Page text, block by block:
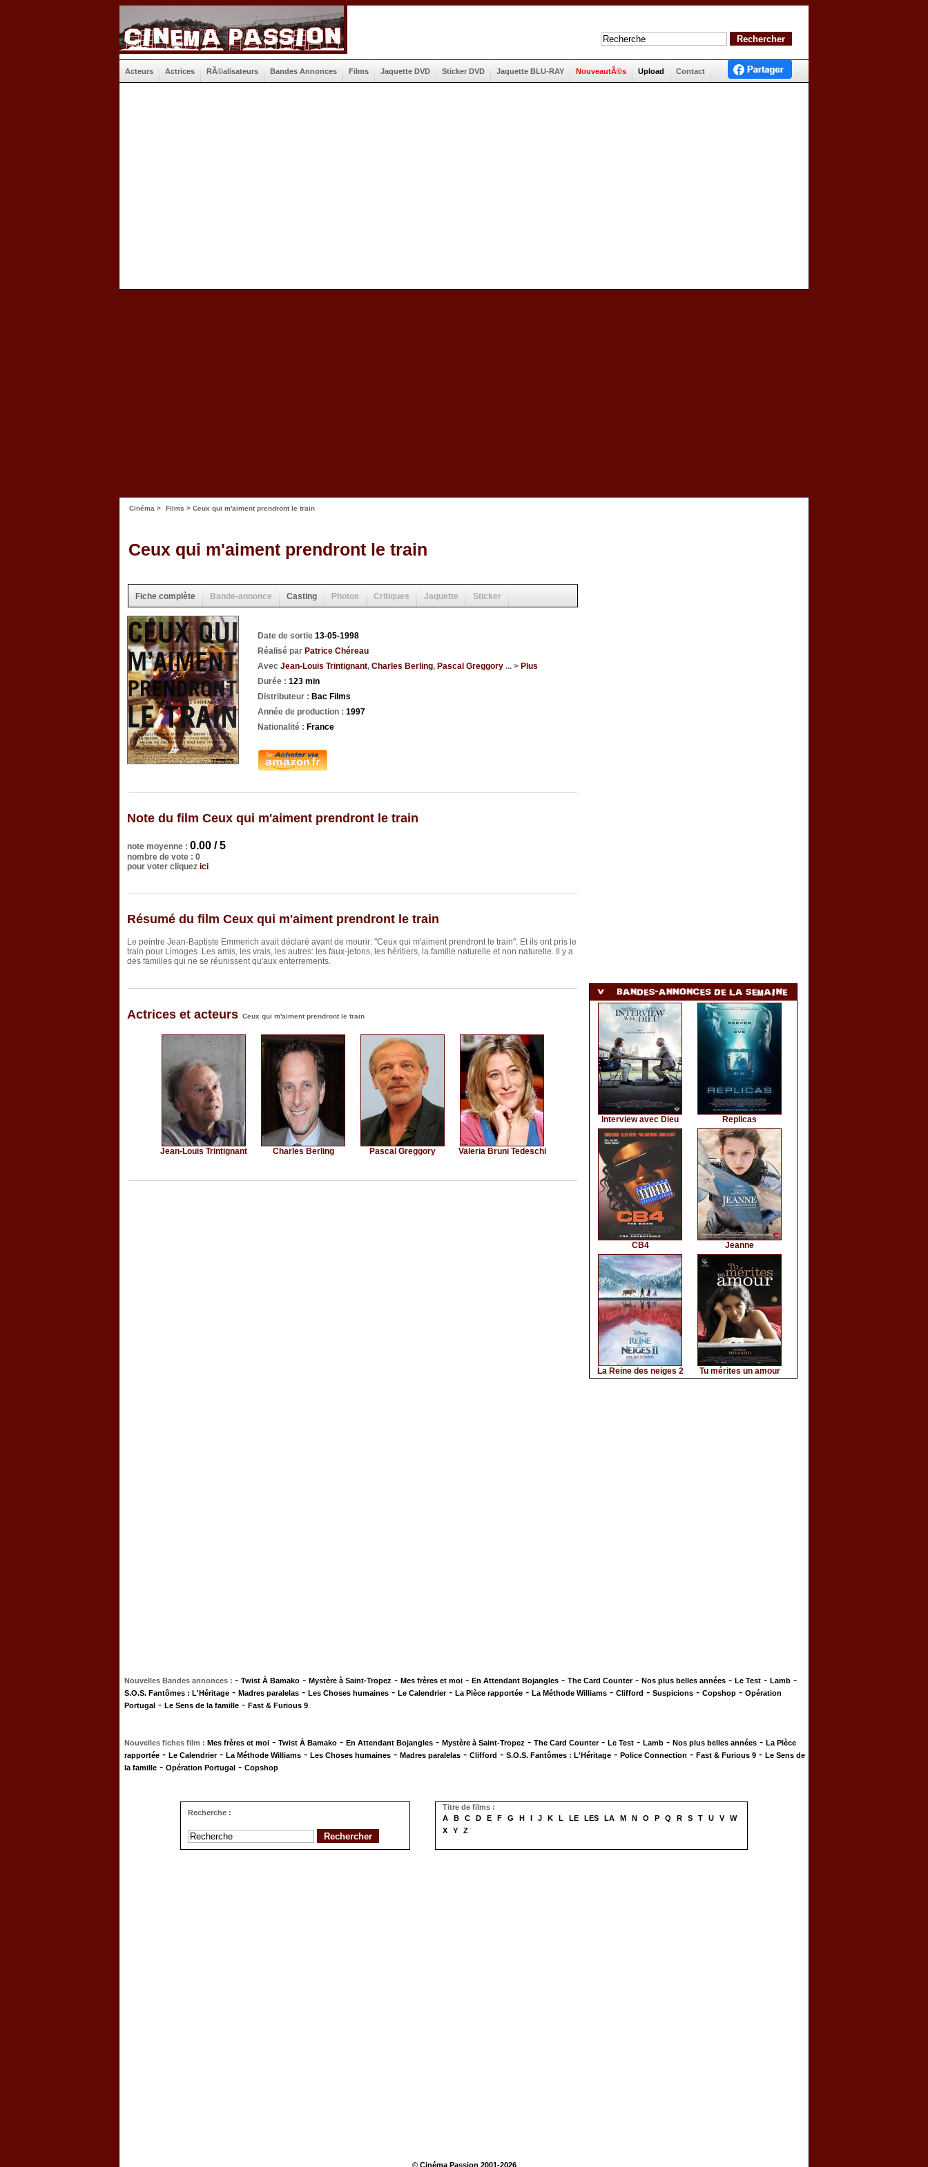
Acteurs Actrices RÃ©alisateurs Bandes Annonces Films Jaquette DVD Sticker DVD Jaquette BLU-RAY NouveautÃ©s Upload Contact
Cinéma > Films > Ceux qui m'aiment prendront le train
Ceux qui m'aiment prendront le train
Fiche complète Bande-annonce Casting Photos Critiques Jaquette Sticker
Date de sortie 13-05-1998
Réalisé par Patrice Chéreau
Avec Jean-Louis Trintignant, Charles Berling, Pascal Greggory ... > Plus
Durée : 123 min
Distributeur : Bac Films
Année de production : 1997
Nationalité : France
Note du film Ceux qui m'aiment prendront le train
note moyenne : 0.00 / 5
nombre de vote : 0
pour voter cliquez ici
Résumé du film Ceux qui m'aiment prendront le train
Le peintre Jean-Baptiste Emmerich avait déclaré avant de mourir: "Ceux qui m'aiment prendront le train". Et ils ont pris le
train pour Limoges. Les amis, les vrais, les autres: les faux-jetons, les héritiers, la famille naturelle et non naturelle. Il y a
des familles qui ne se réunissent qu'aux enterrements.
Actrices et acteurs Ceux qui m'aiment prendront le train
Jean-Louis Trintignant Charles Berling Pascal Greggory Valeria Bruni Tedeschi
Interview avec Dieu Replicas
CB4 Jeanne
La Reine des neiges 2 Tu mérites un amour
Nouvelles Bandes annonces : - Twist À Bamako - Mystère à Saint-Tropez - Mes frères et moi - En Attendant Bojangles - The Card Counter- Nos plus belles années - Le Test - Lamb -
S.O.S. Fantômes : L'Héritage - Madres paralelas - Les Choses humaines - Le Calendrier- La Pièce rapportée - La Méthode Williams - Clifford - Suspicions - Copshop - Opération
Portugal - Le Sens de la famille - Fast & Furious 9
Nouvelles fiches film : Mes frères et moi - Twist À Bamako - En Attendant Bojangles - Mystère à Saint-Tropez - The Card Counter- Le Test - Lamb - Nos plus belles années - La Pièce
rapportée - Le Calendrier- La Méthode Williams - Les Choses humaines - Madres paralelas - Clifford - S.O.S. Fantômes : L'Héritage - Police Connection - Fast & Furious 9 - Le Sens de
la famille - Opération Portugal - Copshop
Recherche :
Titre de films :
A
B C D E F G H I J K L LE LES LA M N O P Q R S T U V
W
X
Y Z
© Cinéma Passion 2001-2026